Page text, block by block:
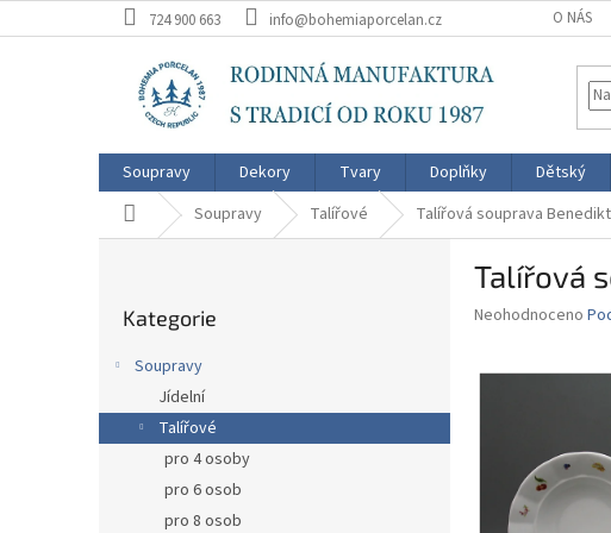
na
724 900 663 info@bohemiaporcelan.cz O NÁS
Soupravy Dekory Tvary Doplňky Dětský
Domů Soupravy Talířové Talířová souprava
n
kategorie
Kategorie
Soupravy
Jídelní
Talířové
pro 4 osoby
pro 6 osob
pro 8 osob
Talířová
Průměrné
hvězdiček.
Neohodnoceno